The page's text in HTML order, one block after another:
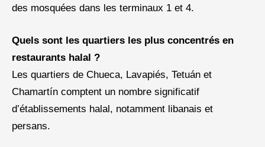
des mosquées dans les terminaux 1 et 4.
Quels sont les quartiers les plus concentrés en
restaurants halal ?
Les quartiers de Chueca, Lavapiés, Tetuán et
Chamartín comptent un nombre significatif
d’établissements halal, notamment libanais et
persans.